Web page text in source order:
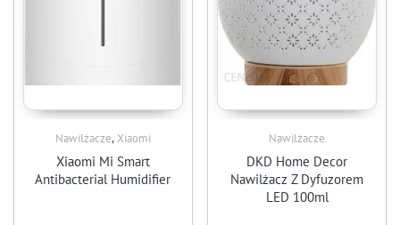
Nawilżacze,Xiaomi
Xiaomi Mi Smart
Antibacterial Humidifier
Nawilżacze
DKD Home Decor
Nawilżacz Z Dyfuzorem
LED 100ml